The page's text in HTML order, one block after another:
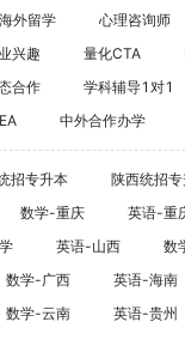
师）
师）
心理咨询师
健康管理
社会工作师
国际薪税师
AI教育
教育文旅
海外研游学
海外留学 心理咨询师
兴趣 量化CTA
合作 学科辅导1对1
中外合作办学
招专升本 陕西统招
数学-重庆 英语-重
英语-山西 数
数学-广西 英语-海南
数学-云南 英语-贵州